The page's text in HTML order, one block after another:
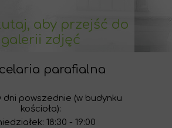
aby przejść do
galerii zdjęć
parafialna
dni powszednie (w budynku
kościoła):
18:30 - 19:00